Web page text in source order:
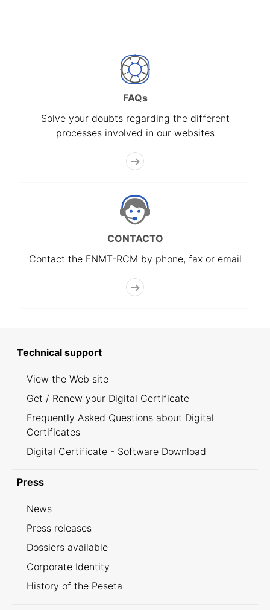
FAQs
Solve your doubts regarding the different
processes involved in our websites
CONTACTO
Contact the FNMT-RCM by phone, fax or email
Technical support
View the Web site
Get / Renew your Digital Certificate
Frequently Asked Questions about Digital
Certificates
Digital Certificate - Software Download
Press
News
Press releases
Dossiers available
Corporate Identity
History of the Peseta